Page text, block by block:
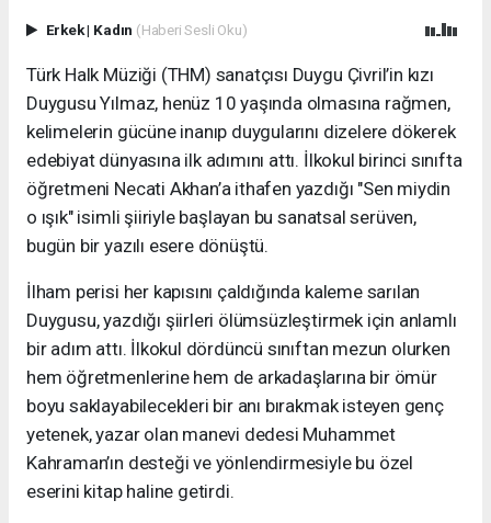
Erkek| Kadın (Haberi Sesli Oku)
Türk Halk Müziği (THM) sanatçısı Duygu Çivril’in kızı
Duygusu Yılmaz, henüz 10 yaşında olmasına rağmen,
kelimelerin gücüne inanıp duygularını dizelere dökerek
edebiyat dünyasına ilk adımını attı. İlkokul birinci sınıfta
öğretmeni Necati Akhan’a ithafen yazdığı "Sen miydin
o ışık" isimli şiiriyle başlayan bu sanatsal serüven,
bugün bir yazılı esere dönüştü.
İlham perisi her kapısını çaldığında kaleme sarılan
Duygusu, yazdığı şiirleri ölümsüzleştirmek için anlamlı
bir adım attı. İlkokul dördüncü sınıftan mezun olurken
hem öğretmenlerine hem de arkadaşlarına bir ömür
boyu saklayabilecekleri bir anı bırakmak isteyen genç
yetenek, yazar olan manevi dedesi Muhammet
Kahraman’ın desteği ve yönlendirmesiyle bu özel
eserini kitap haline getirdi.